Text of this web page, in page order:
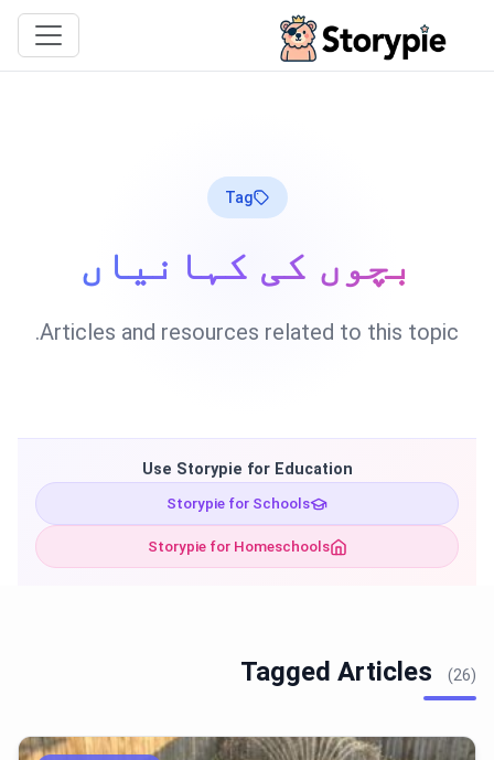
Tag
بچوں کی کہانیاں
Articles and resources related to this topic.
Use Storypie for Education
Storypie for Schools
Storypie for Homeschools
Tagged Articles (26)